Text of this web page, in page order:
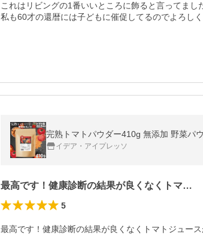
これはリビングの1番いいところに飾ると言ってまし
私も60才の還暦には子どもに催促してるのでよろしく
完熟トマトパウダー410g 無添加 野菜パ
イデア・アイプレッソ
最高です！健康診断の結果が良くなくトマ…
5
最高です！健康診断の結果が良くなくトマトジュー